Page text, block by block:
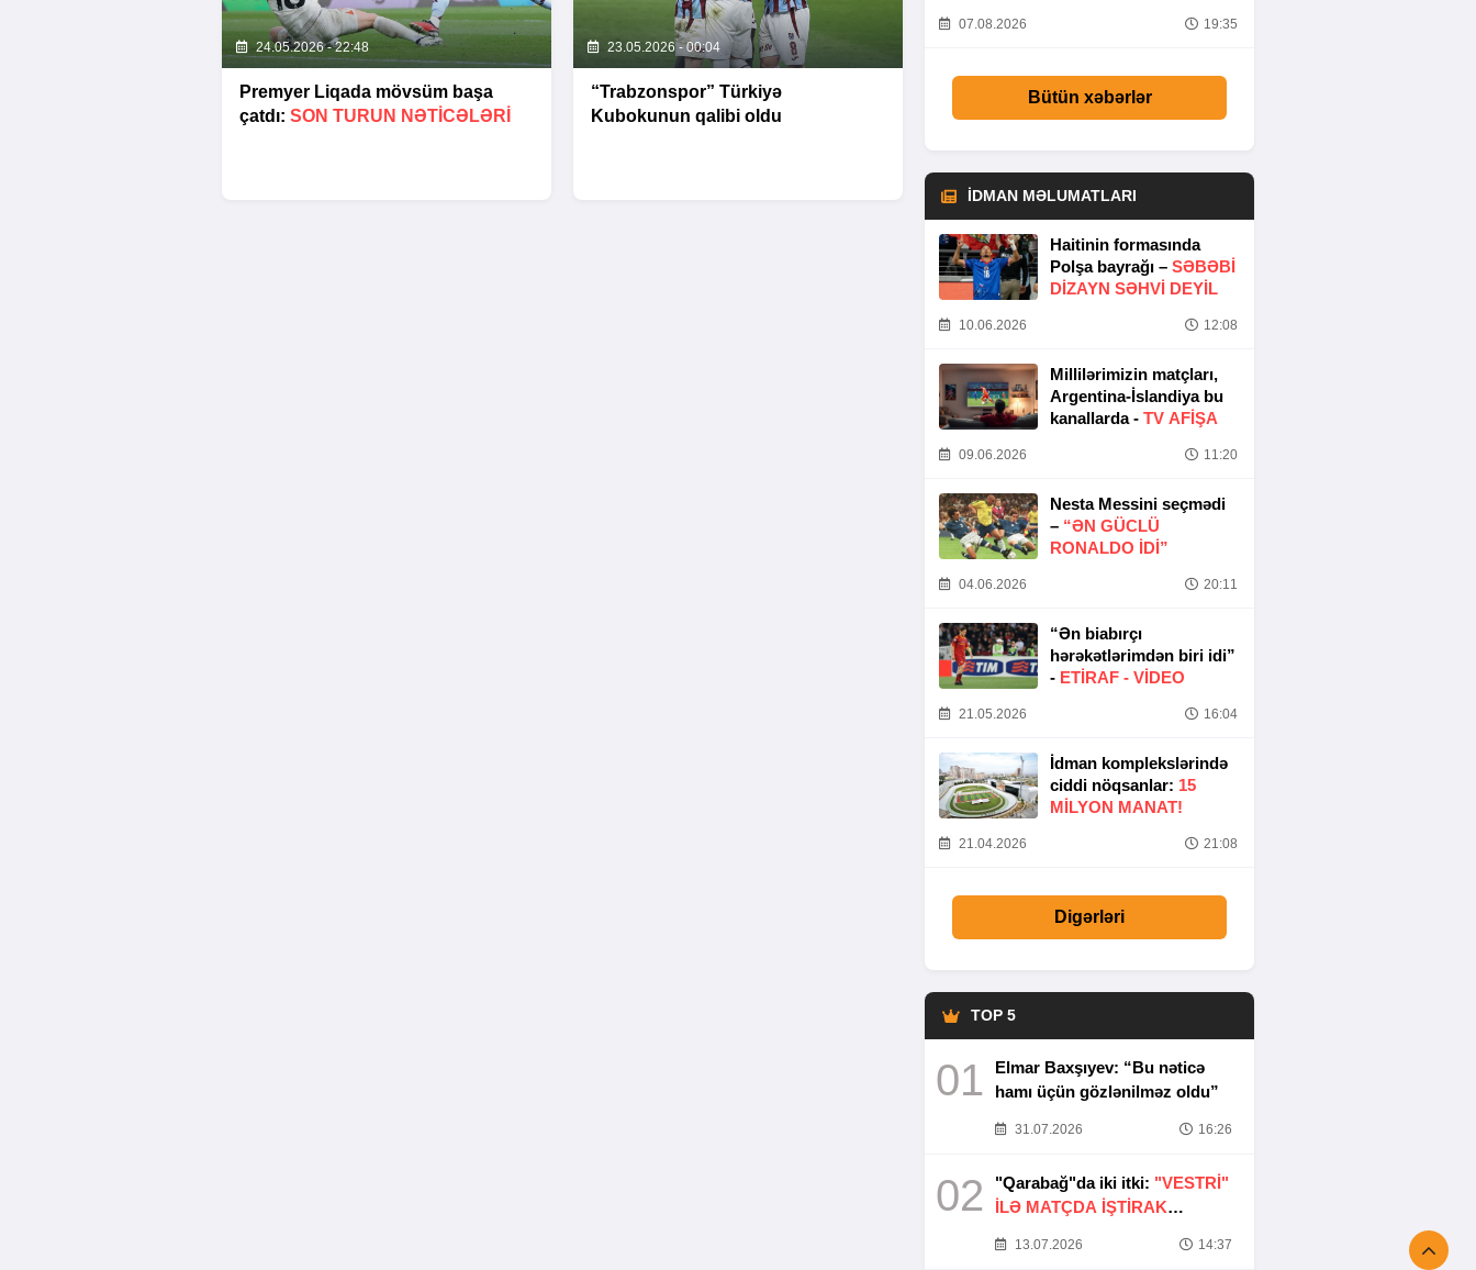
24.05.2026 - 22:48
Premyer Liqada mövsüm başa
çatdı: SON TURUN NƏTİCƏLƏRİ
23.05.2026 - 00:04
“Trabzonspor” Türkiyə
Kubokunun qalibi oldu
07.08.2026 19:35
Bütün xəbərlər
İDMAN MƏLUMATLARI
Haitinin formasında
Polşa bayrağı – SƏBƏBI
DIZAYN SƏHVI DEYIL
10.06.2026 12:08
Millilərimizin matçları,
Argentina-İslandiya bu
kanallarda - TV AFİŞA
09.06.2026 11:20
Nesta Messini seçmədi
– “ƏN GÜCLÜ
RONALDO IDI”
04.06.2026 20:11
“Ən biabırçı
hərəkətlərimdən biri idi”
- ETIRAF - VİDEO
21.05.2026 16:04
İdman komplekslərində
ciddi nöqsanlar: 15
MILYON MANAT!
21.04.2026 21:08
Digərləri
TOP 5
01
Elmar Baxşıyev: “Bu nəticə
hamı üçün gözlənilməz oldu”
31.07.2026 16:26
02 "Qarabağ"da iki itki: "VESTRİ"
İLƏ MATÇDA İŞTİRAK
13.07.2026 14:37